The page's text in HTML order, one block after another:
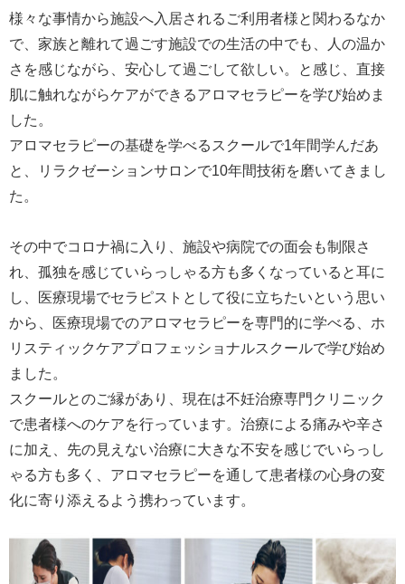
様々な事情から施設へ入居されるご利用者様と関わるなか
で、家族と離れて過ごす施設での生活の中でも、人の温か
さを感じながら、安心して過ごして欲しい。と感じ、直接
肌に触れながらケアができるアロマセラピーを学び始めま
した。
アロマセラピーの基礎を学べるスクールで1年間学んだあ
と、リラクゼーションサロンで10年間技術を磨いてきまし
た。
その中でコロナ禍に入り、施設や病院での面会も制限さ
れ、孤独を感じていらっしゃる方も多くなっていると耳に
し、医療現場でセラピストとして役に立ちたいという思い
から、医療現場でのアロマセラピーを専門的に学べる、ホ
リスティックケアプロフェッショナルスクールで学び始め
ました。
スクールとのご縁があり、現在は不妊治療専門クリニック
で患者様へのケアを行っています。治療による痛みや辛さ
に加え、先の見えない治療に大きな不安を感じでいらっし
ゃる方も多く、アロマセラピーを通して患者様の心身の変
化に寄り添えるよう携わっています。